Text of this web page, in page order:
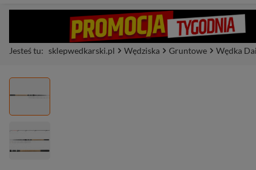
Jesteś tu: sklepwedkarski.pl Wędziska Gruntowe Wędka